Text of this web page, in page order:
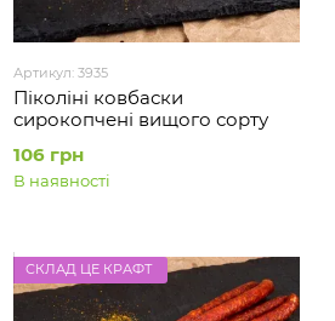
Артикул: 3935
Піколіні ковбаски
сирокопчені вищого сорту
106 грн
В наявності
СКЛАД ЦЕ КРАФТ